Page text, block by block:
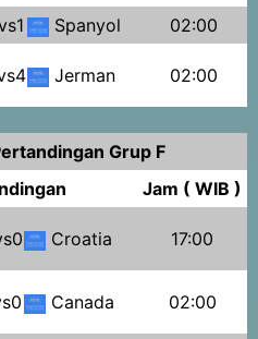
Spanyol 02:00
Jerman 02:00
Grup F
Jam ( WIB )
Croatia 17:00
Canada 02:00